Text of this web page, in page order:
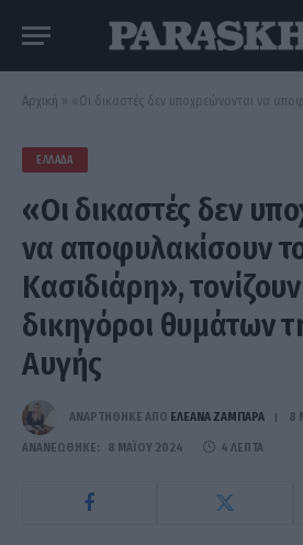
Αρχική » «Οι δικαστές δεν υποχρεώνονται να αποφυλακίσουν τον Κασιδιάρη»,
ΕΛΛΆΔΑ
«Οι δικαστές δεν
να αποφυλακίσουν
Κασιδιάρη»,
δικηγόροι θυμάτων
Αυγής
ΑΝΑΡΤΗΘΗΚΕ ΑΠΟ ΕΛΕΑΝΑ ΖΑΜΠΑΡΑ 8
ΑΝΑΝΕΏΘΗΚΕ: 8 ΜΑΪ́ΟΥ 2024 4 ΛΕΠΤΆ